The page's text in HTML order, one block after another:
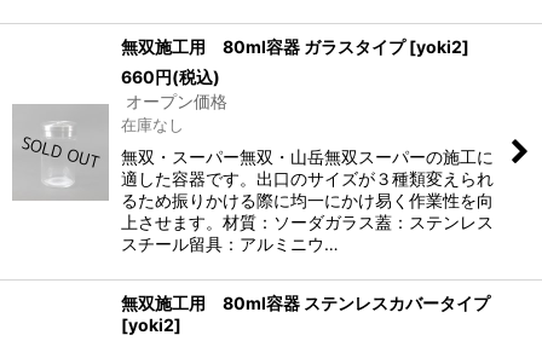
無双施工用 80ml容器 ガラスタイプ [yoki2]
660円(税込)
オープン価格
在庫なし
無双・スーパー無双・山岳無双スーパーの施工に
適した容器です。出口のサイズが３種類変えられ
るため振りかける際に均一にかけ易く作業性を向
上させます。材質：ソーダガラス蓋：ステンレス
スチール留具：アルミニウ…
無双施工用 80ml容器 ステンレスカバータイプ
[yoki2]